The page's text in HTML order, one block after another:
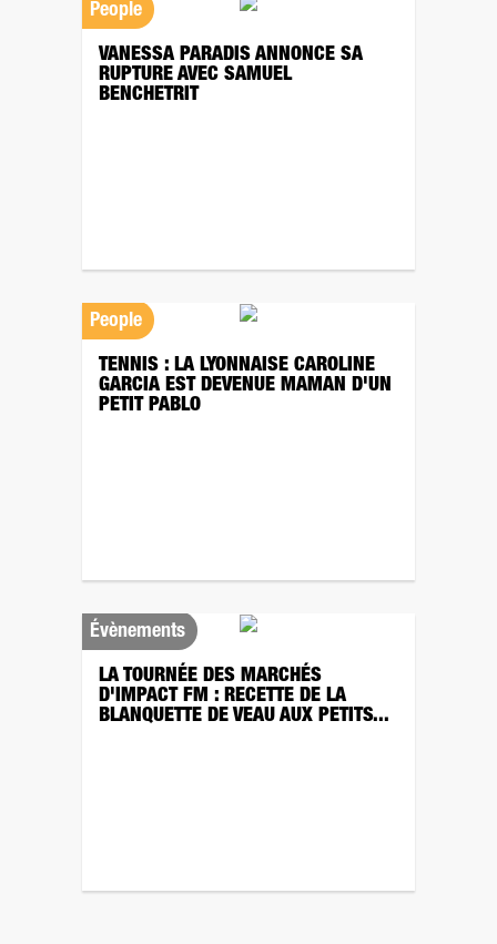
People
VANESSA PARADIS ANNONCE SA
RUPTURE AVEC SAMUEL
BENCHETRIT
People
TENNIS : LA LYONNAISE CAROLINE
GARCIA EST DEVENUE MAMAN D'UN
PETIT PABLO
Évènements
LA TOURNÉE DES MARCHÉS
D'IMPACT FM : RECETTE DE LA
BLANQUETTE DE VEAU AUX PETITS...